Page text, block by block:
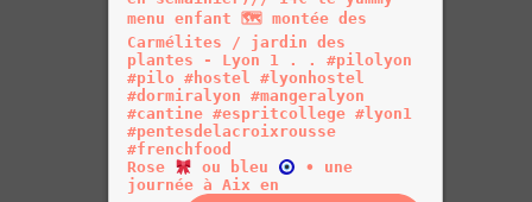
Rose ou bleu
• une
journée à Aix en